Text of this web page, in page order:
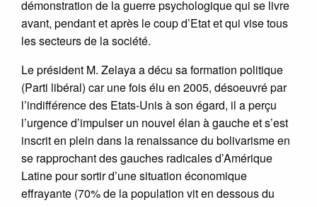
démonstration de la guerre psychologique qui se livre
avant, pendant et après le coup d’Etat et qui vise tous
les secteurs de la société.
Le président M. Zelaya a décu sa formation politique
(Parti libéral) car une fois élu en 2005, désoeuvré par
l’indifférence des Etats-Unis à son égard, il a perçu
l’urgence d’impulser un nouvel élan à gauche et s’est
inscrit en plein dans la renaissance du bolivarisme en
se rapprochant des gauches radicales d’Amérique
Latine pour sortir d’une situation économique
effrayante (70% de la population vit en dessous du